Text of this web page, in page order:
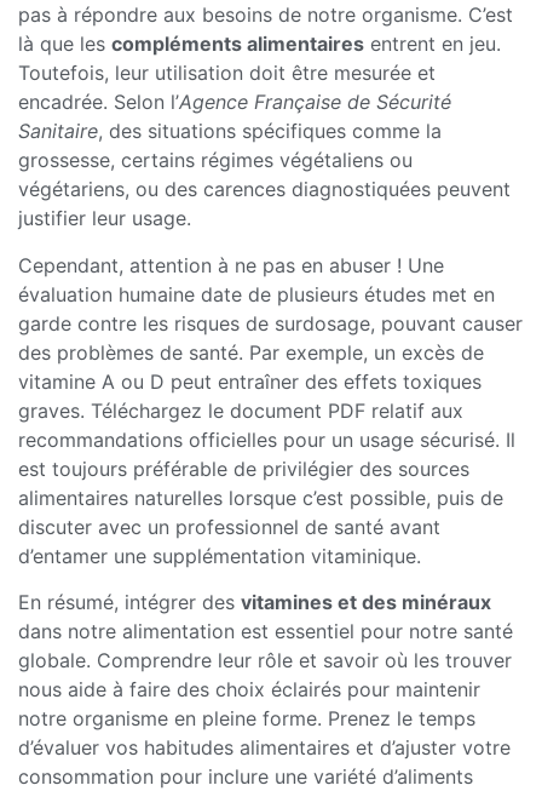
pas à répondre aux besoins de notre organisme. C’est
là que les compléments alimentaires entrent en jeu.
Toutefois, leur utilisation doit être mesurée et
encadrée. Selon l’Agence Française de Sécurité
Sanitaire, des situations spécifiques comme la
grossesse, certains régimes végétaliens ou
végétariens, ou des carences diagnostiquées peuvent
justifier leur usage.
Cependant, attention à ne pas en abuser ! Une
évaluation humaine date de plusieurs études met en
garde contre les risques de surdosage, pouvant causer
des problèmes de santé. Par exemple, un excès de
vitamine A ou D peut entraîner des effets toxiques
graves. Téléchargez le document PDF relatif aux
recommandations officielles pour un usage sécurisé. Il
est toujours préférable de privilégier des sources
alimentaires naturelles lorsque c’est possible, puis de
discuter avec un professionnel de santé avant
d’entamer une supplémentation vitaminique.
En résumé, intégrer des vitamines et des minéraux
dans notre alimentation est essentiel pour notre santé
globale. Comprendre leur rôle et savoir où les trouver
nous aide à faire des choix éclairés pour maintenir
notre organisme en pleine forme. Prenez le temps
d’évaluer vos habitudes alimentaires et d’ajuster votre
consommation pour inclure une variété d’aliments